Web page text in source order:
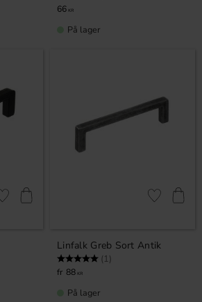
66 KR
På lager
Gem som favorit
Linfalk Greb Sort Antik
Vurdering: (1)
88 KR
Gem som
På lager